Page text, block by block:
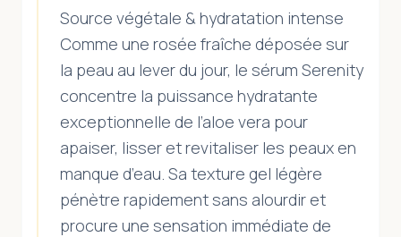
Source végétale & hydratation intense
Comme une rosée fraîche déposée sur
la peau au lever du jour, le sérum Serenity
concentre la puissance hydratante
exceptionnelle de l’aloe vera pour
apaiser, lisser et revitaliser les peaux en
manque d’eau. Sa texture gel légère
pénètre rapidement sans alourdir et
procure une sensation immédiate de